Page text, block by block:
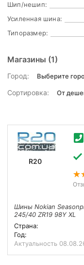
Шип/нешип:
Усиленная шина:
Типоразмер:
Магазины (1)
Город:
Сортировка:
R20
Шины Nokian
245/40 ZR19 98Y XL
Страна:
Год:
Актуальность